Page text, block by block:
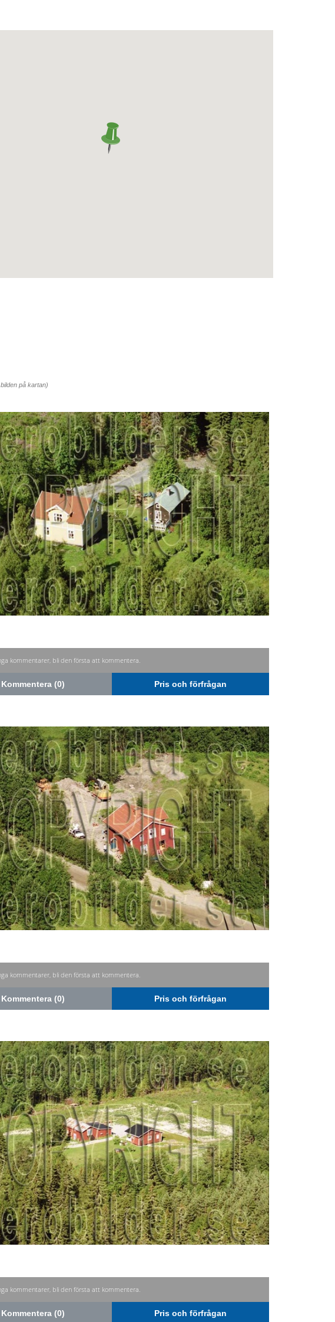
på kartan)
kommentarer, bli den första att kommentera.
Kommentera (0) Pris och förfrågan
kommentarer, bli den första att kommentera.
Kommentera (0) Pris och förfrågan
kommentarer, bli den första att kommentera.
Kommentera (0) Pris och förfrågan